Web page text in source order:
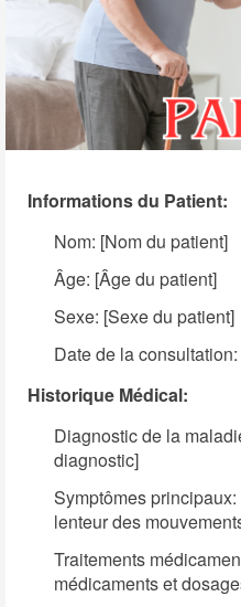
Informations du Patient:
Nom: [Nom du patient]
Âge: [Âge du patient]
Sexe: [Sexe du patient]
Date de la
Historique Médical:
Diagnostic de la
diagnostic]
Symptômes
lenteur des
Traitements
médicaments et